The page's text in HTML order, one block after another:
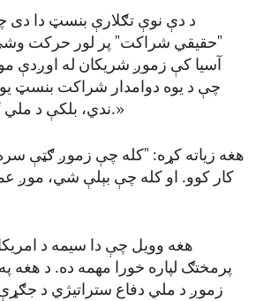
د دې نوې تګلارې بنسټ دا دی
"حقیقي شراکت" پر لور حرکت وشي.
آسیا کې زموږ شریکان له اوږدې
چې د یوه دوامدار شراکت بنسټ
ندي، بلکې د ملي ګټو عملي همغږي ده.»
هغه زیاته کړه: "کله چې زموږ ګټې
کار کوو. او کله چې بېلې شي، موږ
هغه وویل چې دا سیمه د
پرمختګ لپاره خورا مهمه ده. د هغه
زموږ د ملي دفاع ستراتیژي د